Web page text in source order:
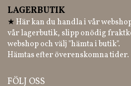
LAGERBUTIK
★ Här kan du handla i vår
vår lagerbutik, slipp onödig
webshop och välj "hämta i butik".
Hämtas efter överenskomna tider.
FÖLJ OSS